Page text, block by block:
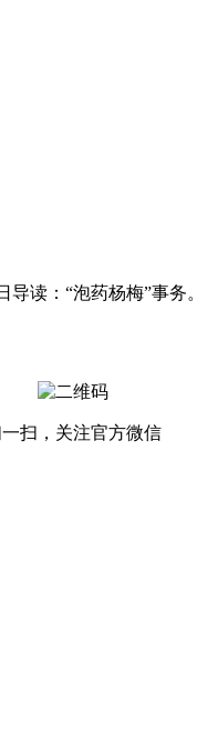
读：“泡药杨梅”事务。
扫，关注官方微信